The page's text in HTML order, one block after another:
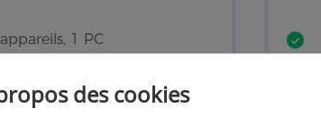
1 PC
à tout moment
des cookies